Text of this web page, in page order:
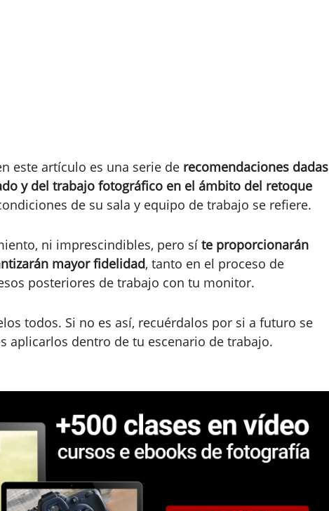
este artículo es una serie de recomendaciones dadas
y del trabajo fotográfico en el ámbito del retoque
de su sala y equipo de trabajo se refiere.
ni imprescindibles, pero sí te proporcionarán
mayor fidelidad, tanto en el proceso de
posteriores de trabajo con tu monitor.
todos. Si no es así, recuérdalos por si a futuro se
aplicarlos dentro de tu escenario de trabajo.